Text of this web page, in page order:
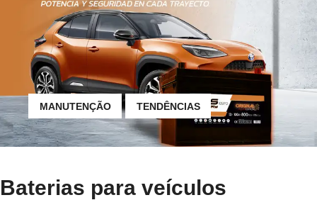
MANUTENÇÃO TENDÊNCIAS
Baterias para veículos